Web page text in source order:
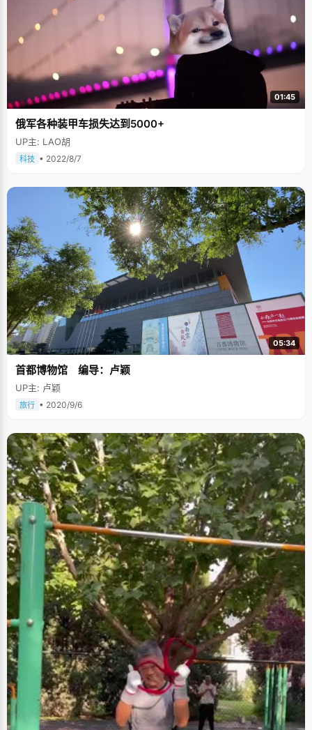
01:45
俄军各种装甲车损失达到5000+
UP主: LAO胡
科技 • 2022/8/7
05:34
首都博物馆 编导：卢颖
UP主: 卢颖
旅行 • 2020/9/6